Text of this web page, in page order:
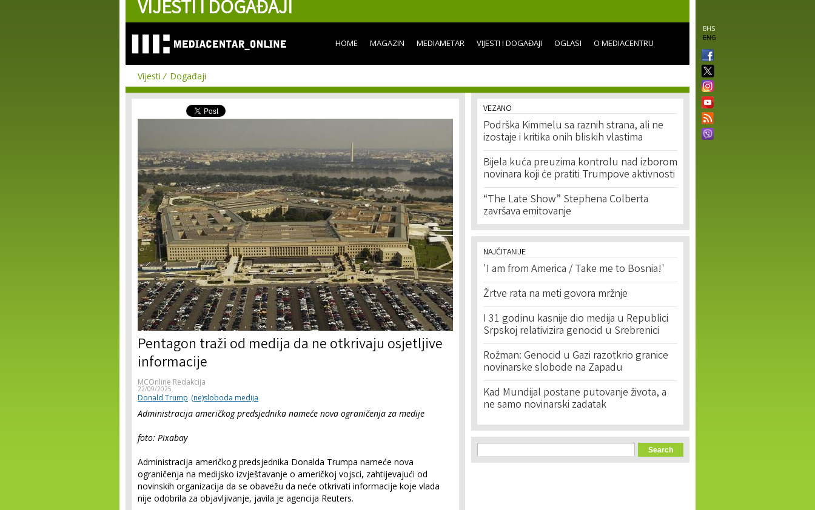
content
VIJESTI I DOGAĐAJI
BHS
ENG
HOME MAGAZIN MEDIAMETAR VIJESTI I DOGAĐAJI OGLASI O MEDIACENTRU
Vijesti Događaji
Pentagon traži od medija da ne otkrivaju osjetljive
informacije
MCOnline Redakcija
22/09/2025
Donald Trump (ne)sloboda medija
Administracija američkog predsjednika nameće nova ograničenja za medije
foto: Pixabay
Administracija američkog predsjednika Donalda Trumpa nameće nova
ograničenja na medijsko izvještavanje o američkoj vojsci, zahtijevajući od
novinskih organizacija da se obavežu da neće otkrivati ​​informacije koje vlada
nije odobrila za objavljivanje, javila je agencija Reuters.
VEZANO
Podrška Kimmelu sa raznih strana, ali ne
izostaje i kritika onih bliskih vlastima
Bijela kuća preuzima kontrolu nad izborom
novinara koji će pratiti Trumpove aktivnosti
“The Late Show” Stephena Colberta
završava emitovanje
NAJČITANIJE
'I am from America / Take me to Bosnia!'
Žrtve rata na meti govora mržnje
I 31 godinu kasnije dio medija u Republici
Srpskoj relativizira genocid u Srebrenici
Rožman: Genocid u Gazi razotkrio granice
novinarske slobode na Zapadu
Kad Mundijal postane putovanje života, a
ne samo novinarski zadatak
Search form
Search